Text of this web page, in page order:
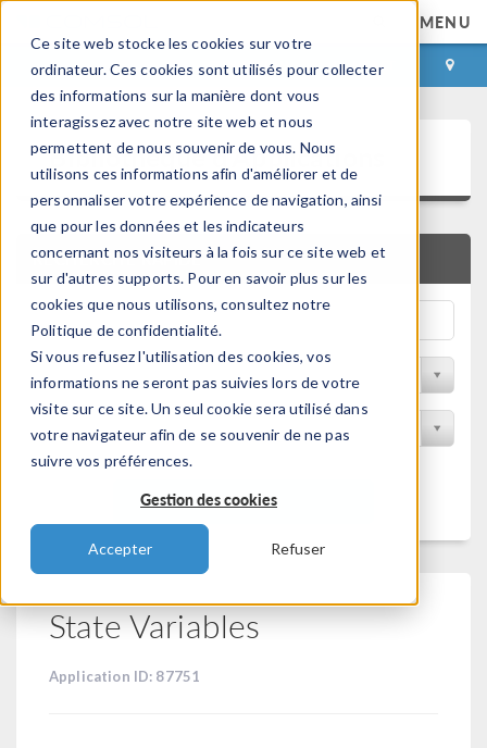
Ce site web stocke les cookies sur votre
ordinateur. Ces cookies sont utilisés pour collecter
des informations sur la manière dont vous
interagissez avec notre site web et nous
permettent de nous souvenir de vous. Nous
utilisons ces informations afin d'améliorer et de
personnaliser votre expérience de navigation, ainsi
que pour les données et les indicateurs
concernant nos visiteurs à la fois sur ce site web et
sur d'autres supports. Pour en savoir plus sur les
cookies que nous utilisons, consultez notre
Politique de confidentialité.
Si vous refusez l'utilisation des cookies, vos
informations ne seront pas suivies lors de votre
visite sur ce site. Un seul cookie sera utilisé dans
votre navigateur afin de se souvenir de ne pas
suivre vos préférences.
Gestion des cookies
Accepter Refuser
MENU
CONNEXION CONTACT
Bibliothèque d'Applications
RECHERCHE RAPIDE
Trier par Discipline
Filtrer par produit
Filtrer
State Variables
Application ID: 87751